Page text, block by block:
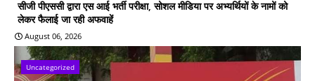
सीजी पीएससी द्वारा एस आई भर्ती परीक्षा, सोशल मीडिया पर अभ्यर्थियों के नामों को
लेकर फैलाई जा रही अफवाहें
August 06, 2026
Uncategorized